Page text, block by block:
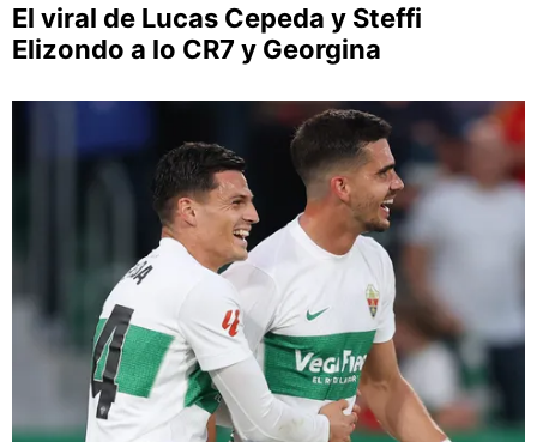
El viral de Lucas Cepeda y Steffi
Elizondo a lo CR7 y Georgina